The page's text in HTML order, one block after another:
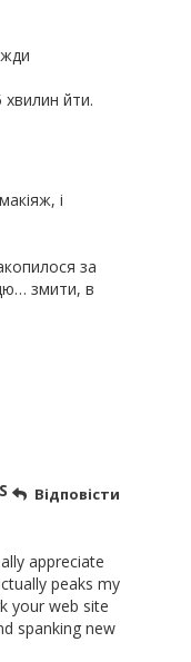
йти.
і
за
змити, в
appreciate
peaks my
your web site
spanking new
Відповісти